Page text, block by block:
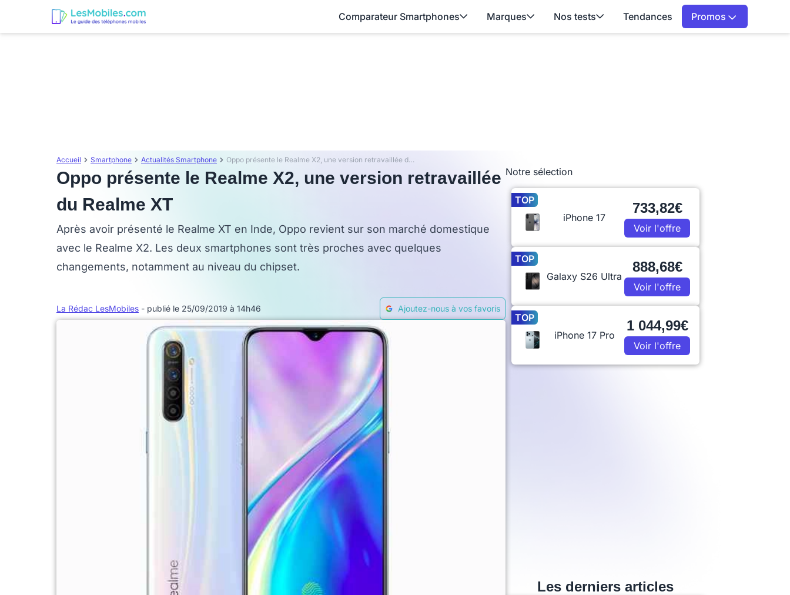
Comparateur Smartphones Marques Nos tests Tendances Promos
Accueil Smartphone Actualités Smartphone Oppo présente le Realme X2, une version retravaillée du Realme XT
Oppo présente le Realme X2, une version retravaillée
du Realme XT
Après avoir présenté le Realme XT en Inde, Oppo revient sur son marché domestique
avec le Realme X2. Les deux smartphones sont très proches avec quelques
changements, notamment au niveau du chipset.
La Rédac LesMobiles - publié le 25/09/2019 à 14h46 Ajoutez-nous à vos favoris
Notre sélection
TOP
iPhone 17
733,82€
Voir l'offre
TOP
Galaxy S26 Ultra
888,68€
Voir l'offre
TOP
iPhone 17 Pro
1 044,99€
Voir l'offre
Les derniers articles